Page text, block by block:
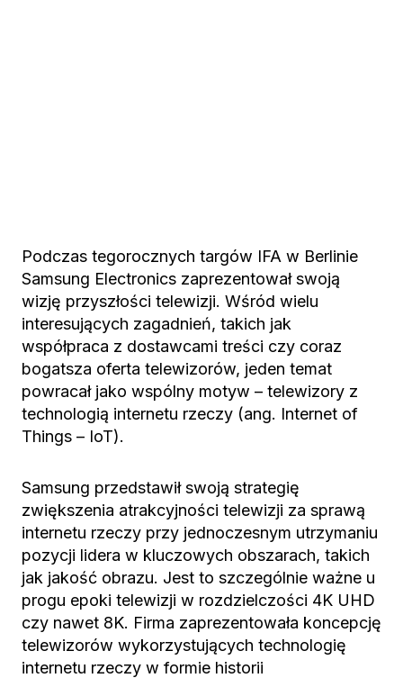
Podczas tegorocznych targów IFA w Berlinie
Samsung Electronics zaprezentował swoją
wizję przyszłości telewizji. Wśród wielu
interesujących zagadnień, takich jak
współpraca z dostawcami treści czy coraz
bogatsza oferta telewizorów, jeden temat
powracał jako wspólny motyw – telewizory z
technologią internetu rzeczy (ang. Internet of
Things – IoT).
Samsung przedstawił swoją strategię
zwiększenia atrakcyjności telewizji za sprawą
internetu rzeczy przy jednoczesnym utrzymaniu
pozycji lidera w kluczowych obszarach, takich
jak jakość obrazu. Jest to szczególnie ważne u
progu epoki telewizji w rozdzielczości 4K UHD
czy nawet 8K. Firma zaprezentowała koncepcję
telewizorów wykorzystujących technologię
internetu rzeczy w formie historii